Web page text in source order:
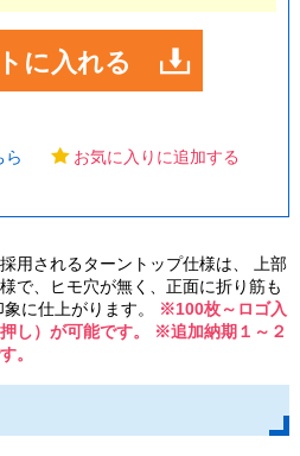
に入れる
ら お気に入りに追加する
用されるターントップ仕様は、 上部
で、ヒモ穴が無く、正面に折り筋も
に仕上がります。
※100枚～ロゴ入
し）が可能です。
※追加納期１～２
。